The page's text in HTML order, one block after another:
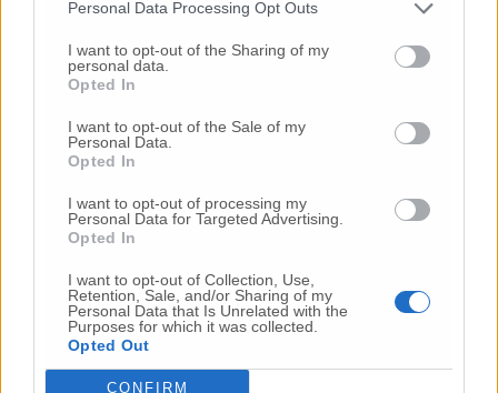
Personal Data Processing Opt Outs
I want to opt-out of the Sharing of my
personal data.
Opted In
I want to opt-out of the Sale of my
Personal Data.
Opted In
I want to opt-out of processing my
Personal Data for Targeted Advertising.
Opted In
I want to opt-out of Collection, Use,
Retention, Sale, and/or Sharing of my
Personal Data that Is Unrelated with the
Purposes for which it was collected.
Opted Out
CONFIRM
sanitario nazionale italiano, come quello di
quasi tutti i Paesi del mondo, è stato preso in
contropiede. Il virus però ha una contagiosità
molto elevata, più di altre malattie
conosciute. Abbiamo visto concretamente la
sua rapida diffusione, ne abbiamo evidenza.
La quarantena è stato un passo doloroso ma
estremamente necessario. Riaprire tutto ora,
far ripartire le scuole, potrebbe creare una
situazione terrificante, è meglio agire senza
farsi prendere dalla frenesia. Voglio inoltre
dire che la comunità di ricercatori europea è
molto unita, si avverte molto l’urgenza e c’è
grande collaborazione, bisogna avere fiducia
nella scienza».